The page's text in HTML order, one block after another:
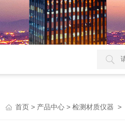
首页 > 产品中心 > 检测材质仪器 >